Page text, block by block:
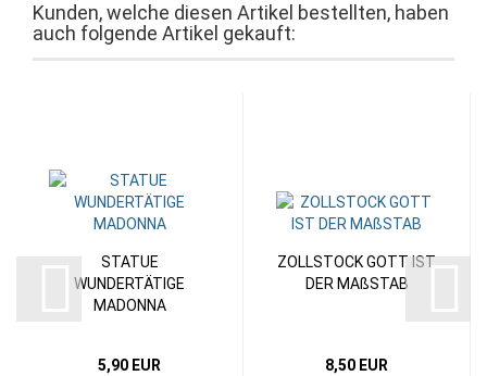
Kunden, welche diesen Artikel bestellten, haben
auch folgende Artikel gekauft:
STATUE
WUNDERTÄTIGE
MADONNA
5,90 EUR
ZOLLSTOCK GOTT IST
DER MAßSTAB
8,50 EUR